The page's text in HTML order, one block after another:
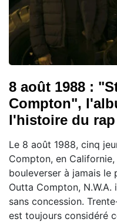
8 août 1988 :
Compton",
l'histoire du rap
Le 8 août 1988, cinq
Compton, en
bouleverser à jamais le
Outta Compton,
sans concession.
est toujours considéré